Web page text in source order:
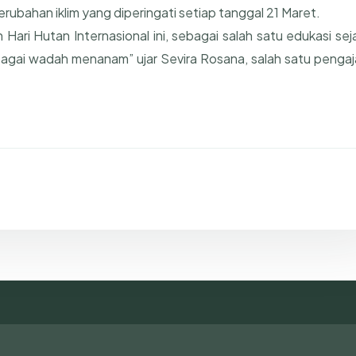
iklim yang diperingati setiap tanggal 21 Maret.
Hutan Internasional ini, sebagai salah satu edukasi
wadah menanam” ujar Sevira Rosana, salah satu